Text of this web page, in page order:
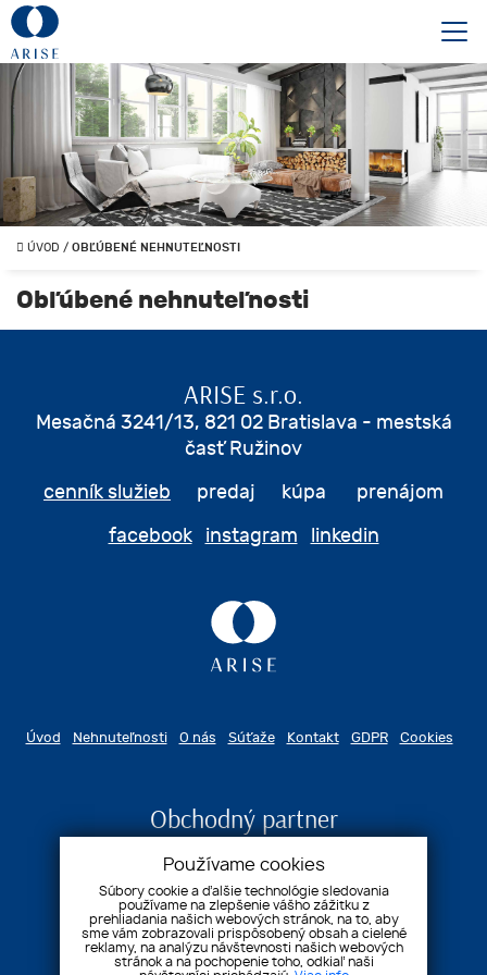
ÚVOD / OBĽÚBENÉ NEHNUTEĽNOSTI
Obľúbené nehnuteľnosti
ARISE s.r.o.
Mesačná 3241/13, 821 02 Bratislava - mestská
časť Ružinov
cenník služieb predaj kúpa prenájom
facebook
instagram linkedin
Úvod Nehnuteľnosti O nás Súťaže Kontakt GDPR Cookies
Obchodný partner
Používame cookies
Súbory cookie a ďalšie technológie sledovania
používame na zlepšenie vášho zážitku z
prehliadania našich webových stránok, na to, aby
sme vám zobrazovali prispôsobený obsah a cielené
reklamy, na analýzu návštevnosti našich webových
stránok a na pochopenie toho, odkiaľ naši